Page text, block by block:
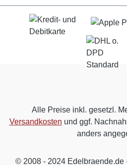
Alle Preise inkl. gesetzl.
Versandkosten und ggf.
anders
© 2008 - 2024 Edelbraende.de